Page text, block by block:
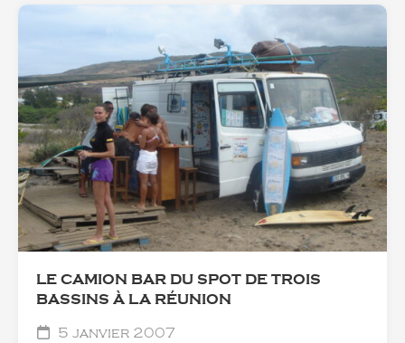
LE CAMION BAR DU SPOT DE TROIS
BASSINS À LA RÉUNION
5 janvier 2007